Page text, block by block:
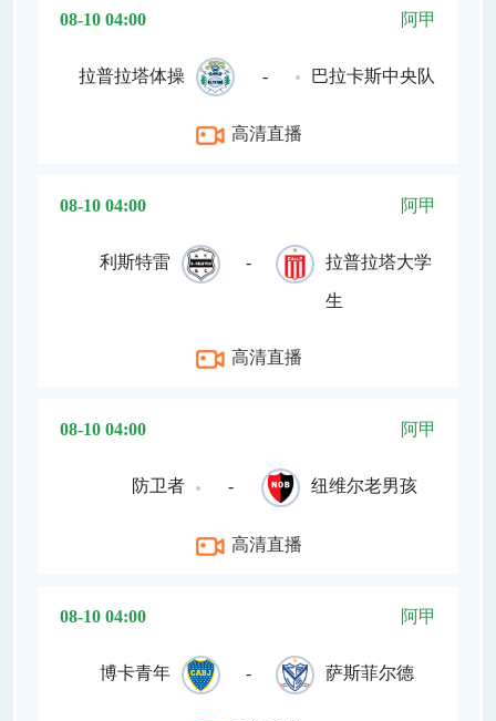
08-10 04:00 阿甲
拉普拉塔体操 - 巴拉卡斯中央队
高清直播
08-10 04:00 阿甲
利斯特雷 - 拉普拉塔大学
生
高清直播
08-10 04:00 阿甲
防卫者 - 纽维尔老男孩
高清直播
08-10 04:00 阿甲
博卡青年 - 萨斯菲尔德